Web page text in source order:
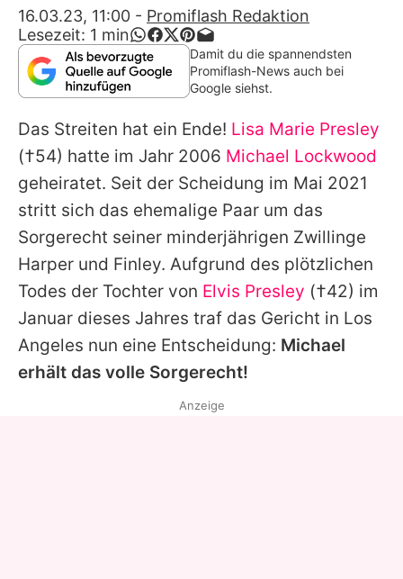
App runterladen
Team
Redaktionelle Richtlinien
Impressum
Datenschutzerklärung
Nutzungsbedingungen
Utiq verwalten
16.03.23, 11:00 - Promiflash Redaktion
Lesezeit: 1 min
Damit du die spannendsten
Promiflash-News auch bei
Google siehst.
Das Streiten hat ein Ende! Lisa Marie Presley
(†54) hatte im Jahr 2006 Michael Lockwood
geheiratet. Seit der Scheidung im Mai 2021
stritt sich das ehemalige Paar um das
Sorgerecht seiner minderjährigen Zwillinge
Harper und Finley. Aufgrund des plötzlichen
Todes der Tochter von Elvis Presley (†42) im
Januar dieses Jahres traf das Gericht in Los
Angeles nun eine Entscheidung: Michael
erhält das volle Sorgerecht!
Anzeige